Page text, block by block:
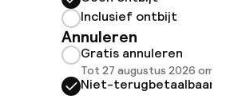
Inclusief ontbijt
Annuleren
Gratis annuleren
Tot 27 augustus 2026 om 21:59
Niet-terugbetaalbaar